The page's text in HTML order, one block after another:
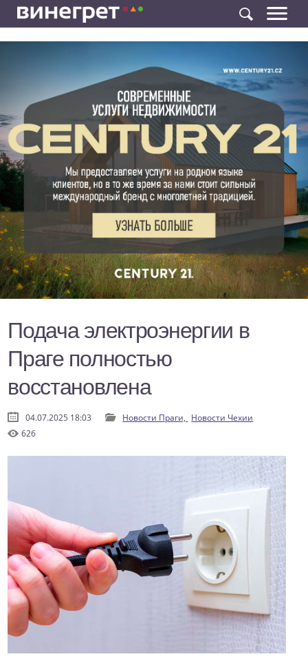
Подача электроэнергии в
Праге полностью
восстановлена
04.07.2025 18:03 Новости Праги, Новости Чехии
626